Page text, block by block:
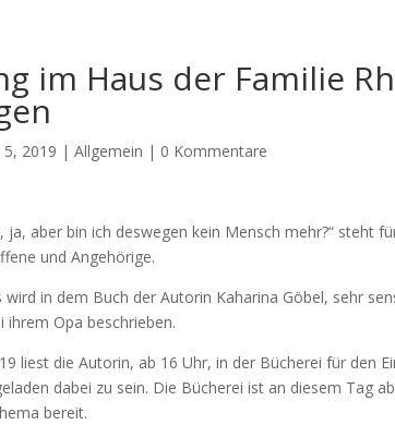
im Haus der Familie
5, 2019 |Allgemein | 0 Kommentare
aber bin ich deswegen kein Mensch mehr?“ steht
und Angehörige.
wird in dem Buch der Autorin Kaharina Göbel, sehr
ihrem Opa beschrieben.
liest die Autorin, ab 16 Uhr, in der Bücherei für den
dabei zu sein. Die Bücherei ist an diesem Tag
bereit.